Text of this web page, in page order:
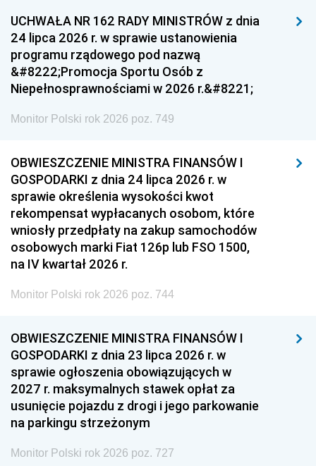
UCHWAŁA NR 162 RADY MINISTRÓW z dnia
24 lipca 2026 r. w sprawie ustanowienia
programu rządowego pod nazwą
&#8222;Promocja Sportu Osób z
Niepełnosprawnościami w 2026 r.&#8221;
Monitor Polski rok 2026 poz. 749
OBWIESZCZENIE MINISTRA FINANSÓW I
GOSPODARKI z dnia 24 lipca 2026 r. w
sprawie określenia wysokości kwot
rekompensat wypłacanych osobom, które
wniosły przedpłaty na zakup samochodów
osobowych marki Fiat 126p lub FSO 1500,
na IV kwartał 2026 r.
Monitor Polski rok 2026 poz. 744
OBWIESZCZENIE MINISTRA FINANSÓW I
GOSPODARKI z dnia 23 lipca 2026 r. w
sprawie ogłoszenia obowiązujących w
2027 r. maksymalnych stawek opłat za
usunięcie pojazdu z drogi i jego parkowanie
na parkingu strzeżonym
Monitor Polski rok 2026 poz. 727